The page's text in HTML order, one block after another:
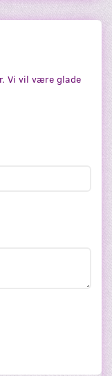
Vi vil være glade